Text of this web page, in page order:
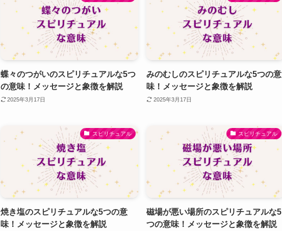
蝶々のつがいのスピリチュアルな5つ
の意味！メッセージと象徴を解説
2025年3月17日
みのむしのスピリチュアルな5つの意
味！メッセージと象徴を解説
2025年3月17日
スピリチュアル
焼き塩のスピリチュアルな5つの意
味！メッセージと象徴を解説
スピリチュアル
磁場が悪い場所のスピリチュアルな5
つの意味！メッセージと象徴を解説